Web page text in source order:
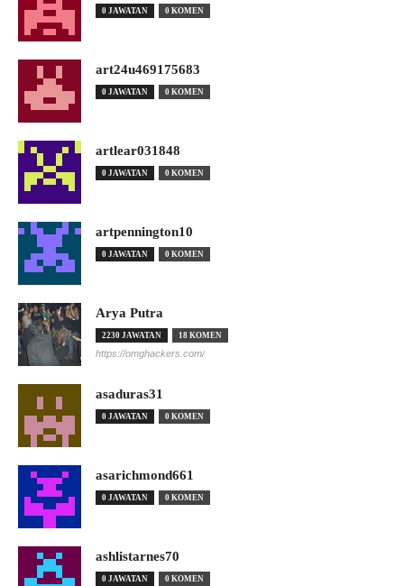
0 JAWATAN 0 KOMEN
art24u469175683
0 JAWATAN 0 KOMEN
artlear031848
0 JAWATAN 0 KOMEN
artpennington10
0 JAWATAN 0 KOMEN
Arya Putra
2230 JAWATAN 18 KOMEN
https://omghackers.com/
asaduras31
0 JAWATAN 0 KOMEN
asarichmond661
0 JAWATAN 0 KOMEN
ashlistarnes70
0 JAWATAN 0 KOMEN